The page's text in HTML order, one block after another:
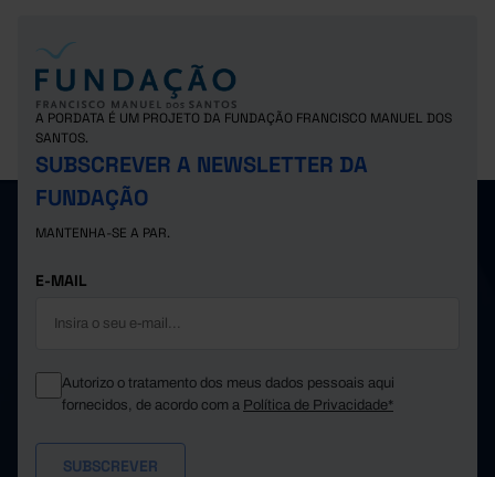
A PORDATA É UM PROJETO DA FUNDAÇÃO FRANCISCO MANUEL DOS
SANTOS.
SUBSCREVER A NEWSLETTER DA
FUNDAÇÃO
MANTENHA-SE A PAR.
E-MAIL
Autorizo o tratamento dos meus dados pessoais aqui
fornecidos, de acordo com a Política de Privacidade*